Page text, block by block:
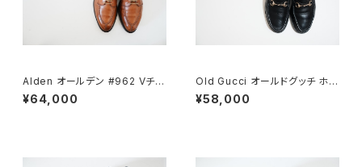
Alden オールデン #962 Vチッ
プ 9.5D
¥64,000
Old Gucci オールドグッチ ホー
スビットローファー 43E Black
ラバー
¥58,000